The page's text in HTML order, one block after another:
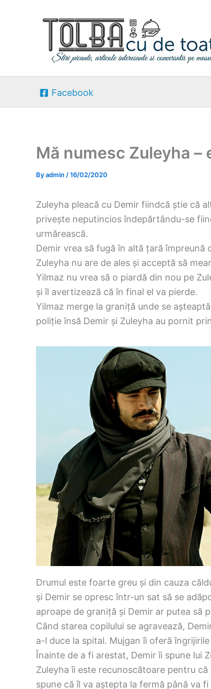
Facebook
Mă numesc Zuleyha
Byadmin /16/02/2020
Zuleyha pleacă cu Demir fiindcă știe că
privește neputincios îndepărtându-se
urmărească.
Demir vrea să fugă în altă țară împreună
Zuleyha nu are de ales și acceptă să
Yilmaz nu vrea să o piardă din nou pe
și îl avertizează că în final el va pierde.
Yilmaz merge la graniță unde se
poliție însă Demir și Zuleyha au pornit
Drumul este foarte greu și din cauza
și Demir se opresc într-un sat să se
aproape de graniță și Demir ar putea să
Când starea copilului se agravează,
a-l duce la spital. Mujgan îi oferă
Înainte de a fi arestat, Demir îi spune lui
Zuleyha îi este recunoscătoare pentru
spune că îl va aștepta la fermă până va fi